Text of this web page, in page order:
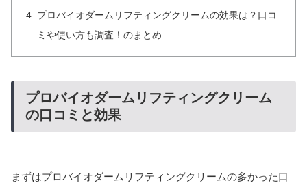
プロバイオダームリフティングクリームの効果は？口コ
ミや使い方も調査！のまとめ
プロバイオダームリフティングクリーム
の口コミと効果
まずはプロバイオダームリフティングクリームの多かった口